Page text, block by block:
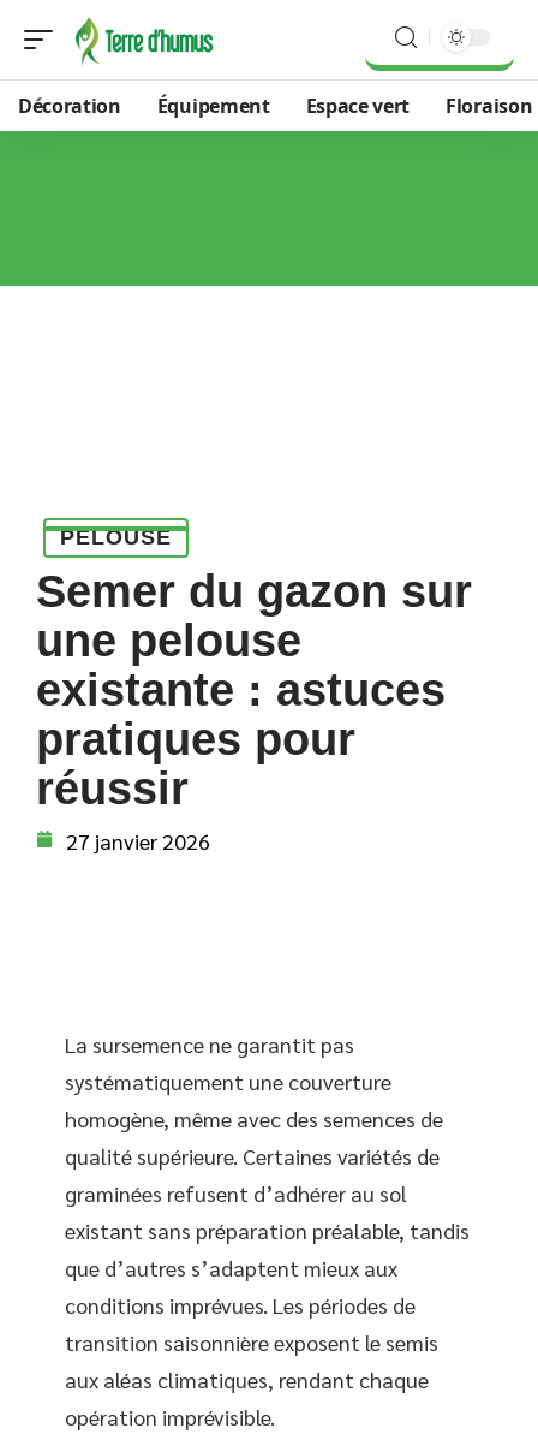
Décoration Équipement Espace vert Floraison
PELOUSE
Semer du gazon sur
une pelouse
existante : astuces
pratiques pour
réussir
27 janvier 2026
La sursemence ne garantit pas
systématiquement une couverture
homogène, même avec des semences de
qualité supérieure. Certaines variétés de
graminées refusent d’adhérer au sol
existant sans préparation préalable, tandis
que d’autres s’adaptent mieux aux
conditions imprévues. Les périodes de
transition saisonnière exposent le semis
aux aléas climatiques, rendant chaque
opération imprévisible.